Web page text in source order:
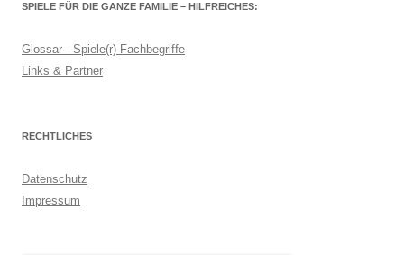
SPIELE FÜR DIE GANZE FAMILIE – HILFREICHES:
Glossar - Spiele(r) Fachbegriffe
Links & Partner
RECHTLICHES
Datenschutz
Impressum